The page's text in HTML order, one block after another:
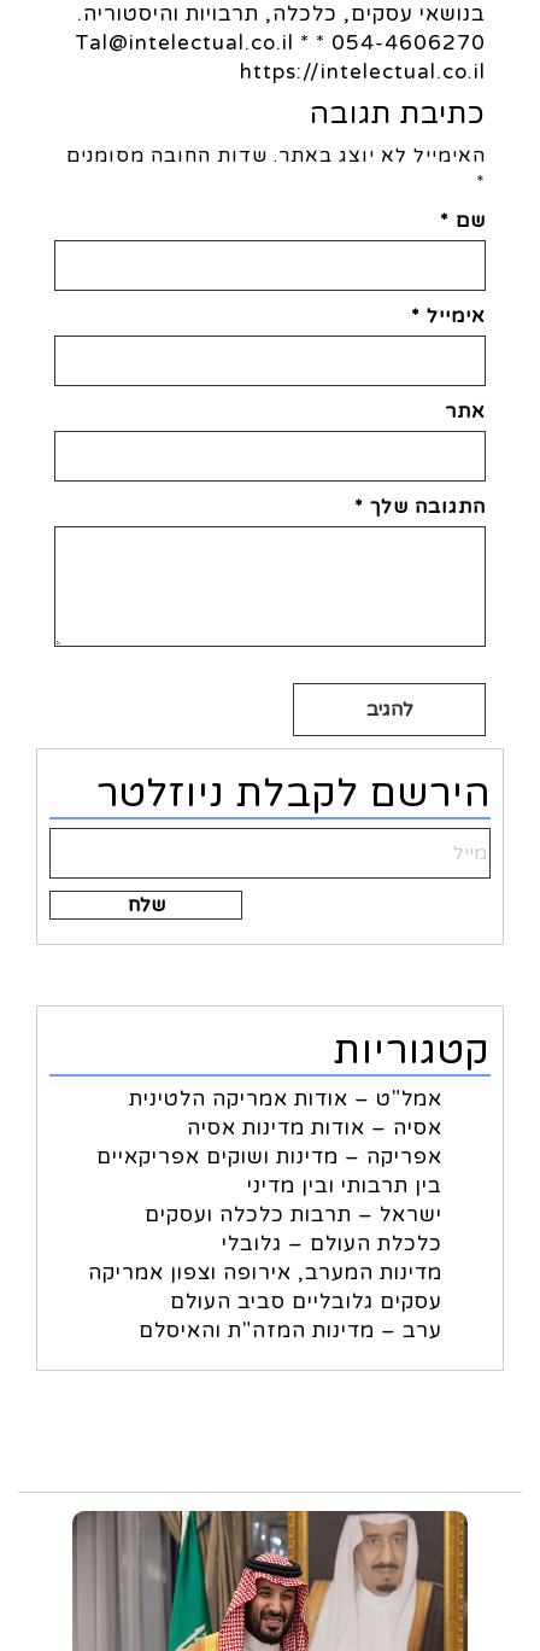
בנושאי עסקים, כלכלה, תרבויות והיסטוריה.
054-4606270 * Tal@intelectual.co.il *
https://intelectual.co.il
כתיבת תגובה
האימייל לא יוצג באתר. שדות החובה מסומנים
*
שם *
אימייל *
אתר
התגובה שלך *
הירשם לקבלת ניוזלטר
Alternative:
קטגוריות
אמל"ט – אודות אמריקה הלטינית
אסיה – אודות מדינות אסיה
אפריקה – מדינות ושוקים אפריקאיים
בין תרבותי ובין מדיני
ישראל – תרבות כלכלה ועסקים
כלכלת העולם – גלובלי
מדינות המערב, אירופה וצפון אמריקה
עסקים גלובליים סביב העולם
ערב – מדינות המזה"ת והאיסלם